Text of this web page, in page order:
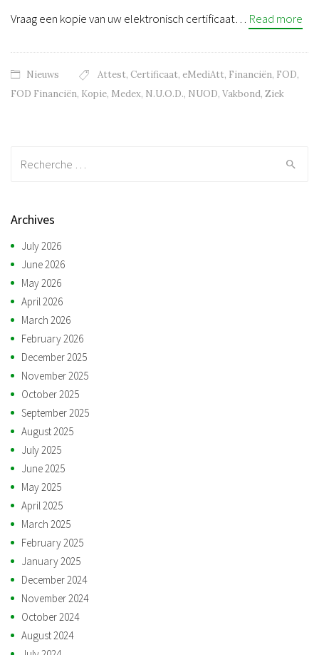
Vraag een kopie van uw elektronisch certificaat… Read more
Nieuws Attest, Certificaat, eMediAtt, Financiën, FOD,
FOD Financiën, Kopie, Medex, N.U.O.D., NUOD, Vakbond, Ziek
Archives
July 2026
June 2026
May 2026
April 2026
March 2026
February 2026
December 2025
November 2025
October 2025
September 2025
August 2025
July 2025
June 2025
May 2025
April 2025
March 2025
February 2025
January 2025
December 2024
November 2024
October 2024
August 2024